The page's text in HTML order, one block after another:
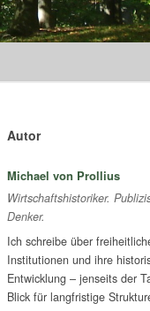
Autor
Michael von Prollius
Wirtschaftshistoriker.
Denker.
Ich schreibe über
Institutionen und ihre
Entwicklung – jenseits der
Blick für langfristige